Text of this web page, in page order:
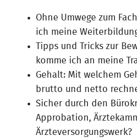
Ohne Umwege zum
ich meine
Tipps und Tricks zur
komme ich an meine
Gehalt: Mit welchem
brutto und netto
Sicher durch den
Approbation,
Ärzteversorgungswerk?